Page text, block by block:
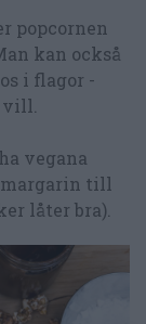
popcornen
kan också
i flagor -
vill.
vegana
margarin till
låter bra).